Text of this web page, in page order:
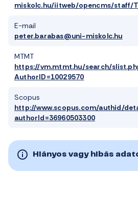
miskolc.hu/iitweb/opencms/staff/
E-mail
peter.barabas@uni-miskolc.hu
MTMT
https://vm.mtmt.hu/search/
AuthorID=10029570
Scopus
http://www.scopus.com/authid/
authorId=36960503300
Hiányos vagy hibás